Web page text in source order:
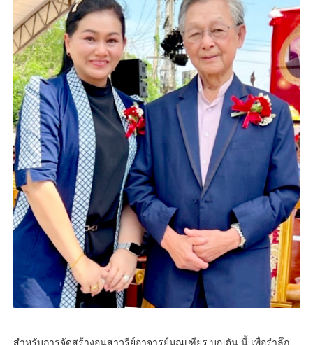
สำหรับการจัดสร้างอนุสาวรีย์อาจารย์มณเฑียร บุญตัน นี้ เพื่อรำลึก